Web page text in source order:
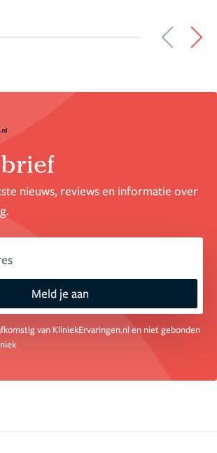
nieuws, reviews en informatie over
Meld je aan
van KliniekErvaringen.nl en niet gebonden